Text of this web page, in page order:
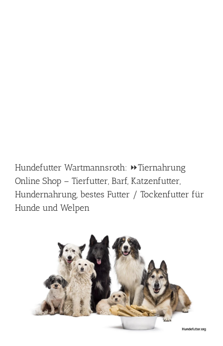
Hundefutter Wartmannsroth: ⏩Tiernahrung
Online Shop – Tierfutter, Barf, Katzenfutter,
Hundernahrung, bestes Futter / Tockenfutter für
Hunde und Welpen